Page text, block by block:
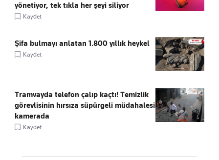
yönetiyor, tek tıkla her şeyi siliyor
Kaydet
Şifa bulmayı anlatan 1.800 yıllık heykel
Kaydet
Tramvayda telefon çalıp kaçtı! Temizlik
görevlisinin hırsıza süpürgeli müdahalesi
kamerada
Kaydet